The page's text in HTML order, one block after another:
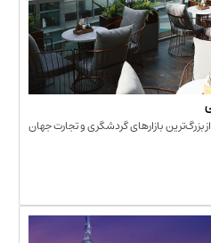
گردشگری و تجارت جهان